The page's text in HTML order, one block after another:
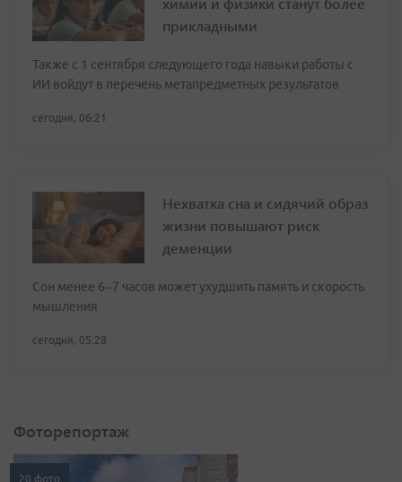
прикладными
Также с 1 сентября следующего года навыки работы с
ИИ войдут в перечень метапредметных результатов
сегодня, 06:21
Нехватка сна и сидячий образ
жизни повышают риск
деменции
Сон менее 6–7 часов может ухудшить память и скорость
мышления
сегодня, 05:28
Фоторепортаж
20 фото